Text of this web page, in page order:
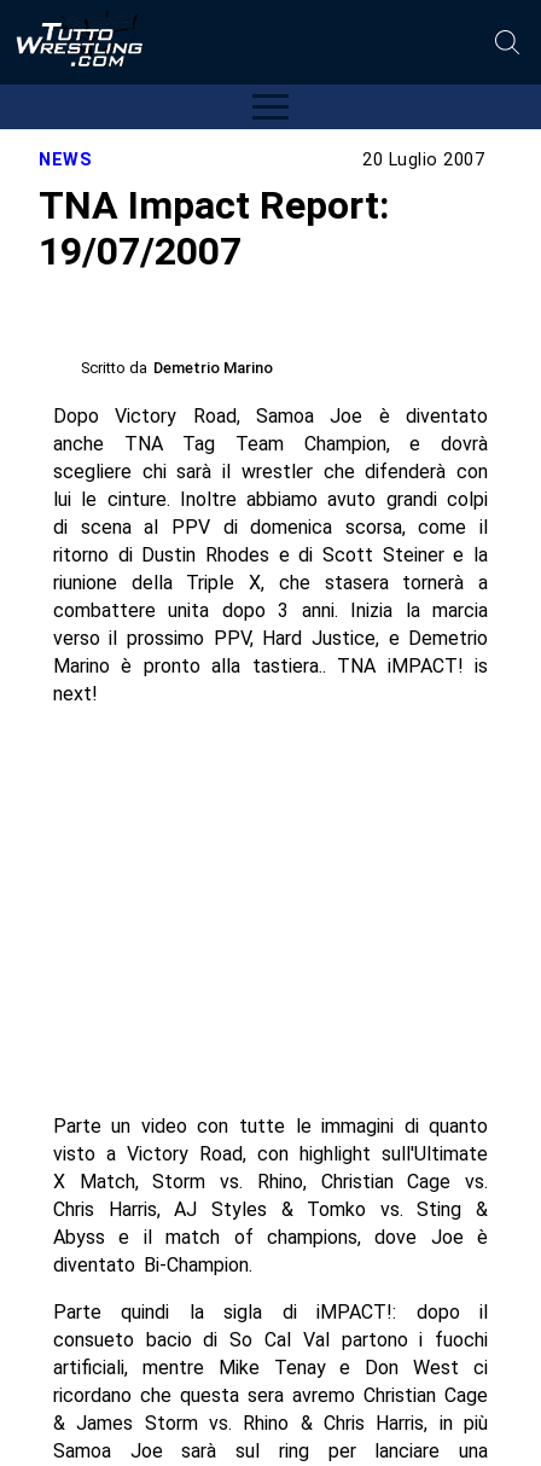
NEWS 20 Luglio 2007
TNA Impact Report:
19/07/2007
Scritto da Demetrio Marino
Dopo Victory Road, Samoa Joe è diventato
anche TNA Tag Team Champion, e dovrà
scegliere chi sarà il wrestler che difenderà con
lui le cinture. Inoltre abbiamo avuto grandi colpi
di scena al PPV di domenica scorsa, come il
ritorno di Dustin Rhodes e di Scott Steiner e la
riunione della Triple X, che stasera tornerà a
combattere unita dopo 3 anni. Inizia la marcia
verso il prossimo PPV, Hard Justice, e Demetrio
Marino è pronto alla tastiera.. TNA iMPACT! is
next!
Parte un video con tutte le immagini di quanto
visto a Victory Road, con highlight sull'Ultimate
X Match, Storm vs. Rhino, Christian Cage vs.
Chris Harris, AJ Styles & Tomko vs. Sting &
Abyss e il match of champions, dove Joe è
diventato Bi-Champion.
Parte quindi la sigla di iMPACT!: dopo il
consueto bacio di So Cal Val partono i fuochi
artificiali, mentre Mike Tenay e Don West ci
ricordano che questa sera avremo Christian Cage
& James Storm vs. Rhino & Chris Harris, in più
Samoa Joe sarà sul ring per lanciare una